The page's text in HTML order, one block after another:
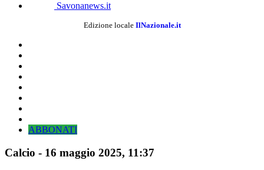
Savonanews.it
Edizione locale IlNazionale.it
ABBONATI
Calcio - 16 maggio 2025, 11:37